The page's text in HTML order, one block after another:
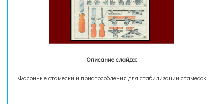
Описание слайда:
Фасонные стамески и приспособления для стабилизации стамесок